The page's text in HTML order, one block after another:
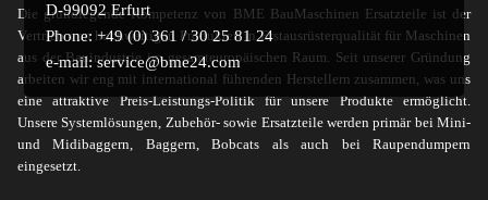
D-99092 Erfurt
Phone: +49 (0) 361 / 30 25 81 24
e-mail: service@bme24.com
Die grundlegende Kompetenz von BME BauMaschinen Ersatzteile ist der
Vertrieb von hochwertigen Produkten in Erstausrüsterqualität für Maschinen
aus der Bauindustrie im gesamteuropäischen Raum. Seit unserer Gründung
arbeiten wir eng mit international führenden Herstellern zusammen, was uns
eine attraktive Preis-Leistungs-Politik für unsere Produkte ermöglicht.
Unsere Systemlösungen, Zubehör- sowie Ersatzteile werden primär bei Mini-
und Midibaggern, Baggern, Bobcats als auch bei Raupendumpern
eingesetzt.